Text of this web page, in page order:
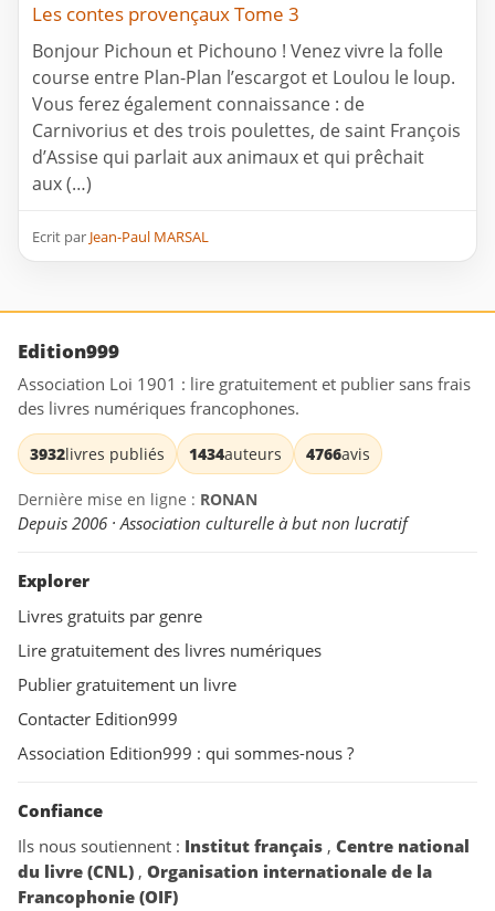
Les contes provençaux Tome 3
Bonjour Pichoun et Pichouno ! Venez vivre la folle
course entre Plan-Plan l’escargot et Loulou le loup.
Vous ferez également connaissance : de
Carnivorius et des trois poulettes, de saint François
d’Assise qui parlait aux animaux et qui prêchait
aux (…)
Ecrit par Jean-Paul MARSAL
Edition999
Association Loi 1901 : lire gratuitement et publier sans frais
des livres numériques francophones.
3932livres publiés 1434auteurs 4766avis
Dernière mise en ligne : RONAN
Depuis 2006 · Association culturelle à but non lucratif
Explorer
Livres gratuits par genre
Lire gratuitement des livres numériques
Publier gratuitement un livre
Contacter Edition999
Association Edition999 : qui sommes-nous ?
Confiance
Ils nous soutiennent : Institut français , Centre national
du livre (CNL) , Organisation internationale de la
Francophonie (OIF)